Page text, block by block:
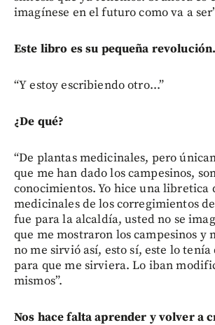
imagínese en el futuro como va a
Este libro es su pequeña
“Y estoy escribiendo otro...”
¿De qué?
“De plantas medicinales, pero
que me han dado los campesinos,
conocimientos. Yo hice una libretica
medicinales de los corregimientos
fue para la alcaldía, usted no se
que me mostraron los campesinos y
no me sirvió así, esto sí, este lo tenía
para que me sirviera. Lo iban
mismos”.
Nos hace falta aprender y volver a